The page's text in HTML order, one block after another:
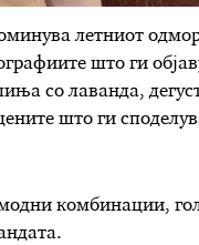
летниот
што ги
со лаванда,
што ги
комбинации,